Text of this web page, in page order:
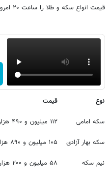
قیمت انواع سکه و طلا را ساعت ۲۰ امروز ۳ آبان ۱۴۰۴ را مشاهده می کنید.
نوع قیمت
سکه امامی ۱۱۲ میلیون و ۴۹۰ هزار تومان
سکه بهار آزادی ۱۰۵ میلیون و ۸۹۰ هزار تومان
نیم سکه ۵۸ میلیون و ۲۰۰ هزار تومان